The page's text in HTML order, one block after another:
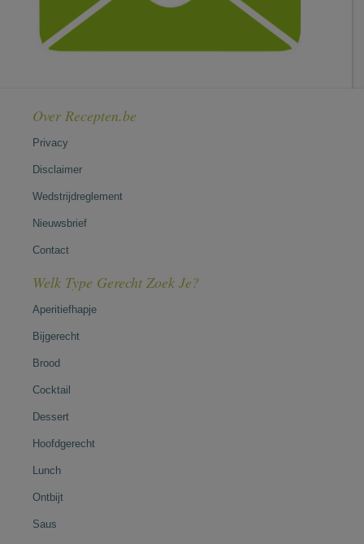
Over Recepten.be
Privacy
Disclaimer
Wedstrijdreglement
Nieuwsbrief
Contact
Welk Type Gerecht Zoek Je?
Aperitiefhapje
Bijgerecht
Brood
Cocktail
Dessert
Hoofdgerecht
Lunch
Ontbijt
Saus